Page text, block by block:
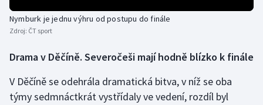
Rychlostní kanoistika
Short track
Sportovní střelba
Nymburk je jednu výhru od postupu do finále
Zdroj: ČT sport
Drama v Děčíně. Severočeši mají hodně blízko k finále
V Děčíně se odehrála dramatická bitva, v níž se oba
týmy sedmnáctkrát vystřídaly ve vedení, rozdíl byl